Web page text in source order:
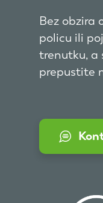
Bez obzira
policu ili
trenutku, a
prepustite